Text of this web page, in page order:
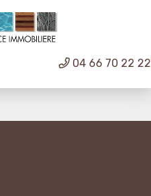
04 66 70 22 22